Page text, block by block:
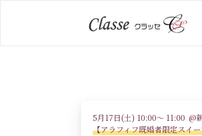
5月17日(土) 10:00～ 11:00 @
【アラフィフ既婚者限定スイ